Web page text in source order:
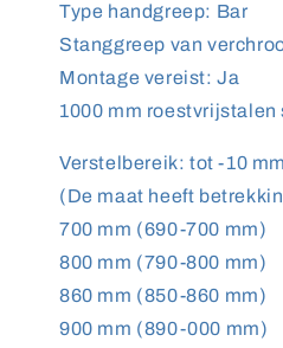
Type handgreep: Bar
Stanggreep van
Montage vereist: Ja
1000 mm
Verstelbereik: tot -10 mm
(De maat heeft
700 mm (690-700 mm)
800 mm (790-800 mm)
860 mm (850-860 mm)
900 mm (890-000 mm)